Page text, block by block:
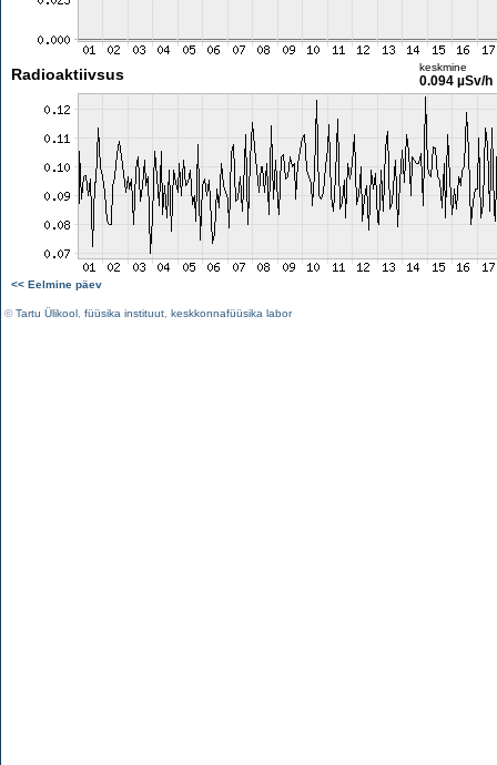
Radioaktiivsus keskmine
0.094 µSv/h
<< Eelmine päev
©Tartu Ülikool füüsika instituut keskkonnafüüsika labor